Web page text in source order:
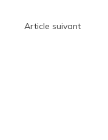
Article suivant